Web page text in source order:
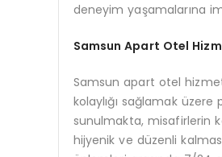
deneyim yaşamalarına
Samsun Apart Otel
Samsun apart otel
kolaylığı sağlamak
sunulmakta, misafirlerin
hijyenik ve düzenli